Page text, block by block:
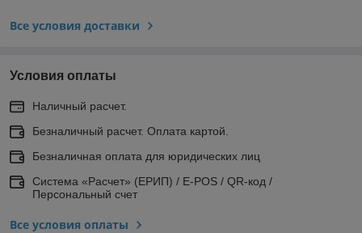
Все условия доставки
Условия оплаты
Наличный расчет.
Безналичный расчет. Оплата картой.
Безналичная оплата для юридических лиц
Система «Расчет» (ЕРИП) / E-POS / QR-код /
Персональный счет
Все условия оплаты